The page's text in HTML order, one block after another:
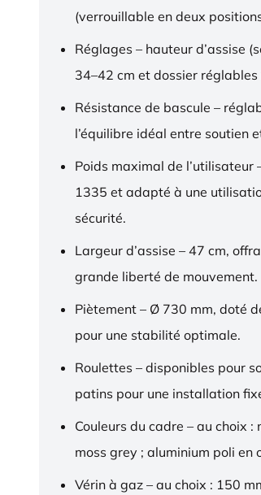
(verrouillable en deux
Réglages – hauteur d’assise
34–42 cm et dossier
Résistance de bascule –
l’équilibre idéal entre soutien
Poids maximal de l’utilisateur
1335 et adapté à une
sécurité.
Largeur d’assise – 47 cm,
grande liberté de mouvement.
Piètement – Ø 730 mm, doté
pour une stabilité optimale.
Roulettes – disponibles pour
patins pour une installation
Couleurs du cadre – au choix
moss grey ; aluminium poli en
Vérin à gaz – au choix : 150